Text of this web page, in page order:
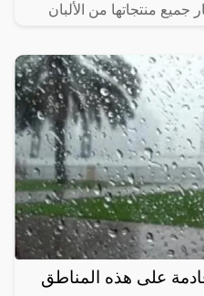
جميع منتجاتها من الألبان